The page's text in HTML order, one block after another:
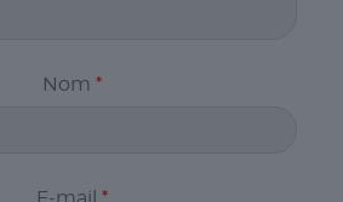
Nom *